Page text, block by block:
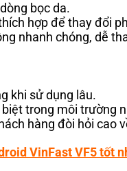
bọc da.
hợp để thay đổi
nhanh chóng, dễ
khi sử dụng lâu.
trong môi trường
hàng đòi hỏi cao
VinFast VF5 tốt